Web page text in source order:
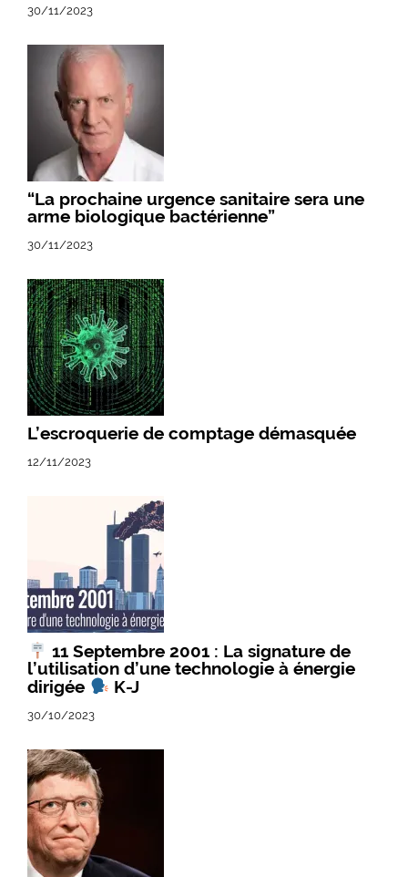
30/11/2023
“La prochaine urgence sanitaire sera une
arme biologique bactérienne”
30/11/2023
L’escroquerie de comptage démasquée
12/11/2023
11 Septembre 2001 : La signature de
l’utilisation d’une technologie à énergie
dirigée
K-J
30/10/2023